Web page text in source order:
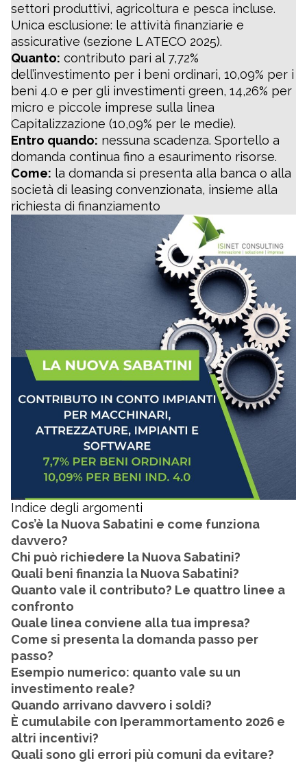
settori produttivi, agricoltura e pesca incluse.
Unica esclusione: le attività finanziarie e
assicurative (sezione L ATECO 2025).
Quanto: contributo pari al 7,72%
dell’investimento per i beni ordinari, 10,09% per i
beni 4.0 e per gli investimenti green, 14,26% per
micro e piccole imprese sulla linea
Capitalizzazione (10,09% per le medie).
Entro quando: nessuna scadenza. Sportello a
domanda continua fino a esaurimento risorse.
Come: la domanda si presenta alla banca o alla
società di leasing convenzionata, insieme alla
richiesta di finanziamento
Indice degli argomenti
Cos’è la Nuova Sabatini e come funziona
davvero?
Chi può richiedere la Nuova Sabatini?
Quali beni finanzia la Nuova Sabatini?
Quanto vale il contributo? Le quattro linee a
confronto
Quale linea conviene alla tua impresa?
Come si presenta la domanda passo per
passo?
Esempio numerico: quanto vale su un
investimento reale?
Quando arrivano davvero i soldi?
È cumulabile con Iperammortamento 2026 e
altri incentivi?
Quali sono gli errori più comuni da evitare?